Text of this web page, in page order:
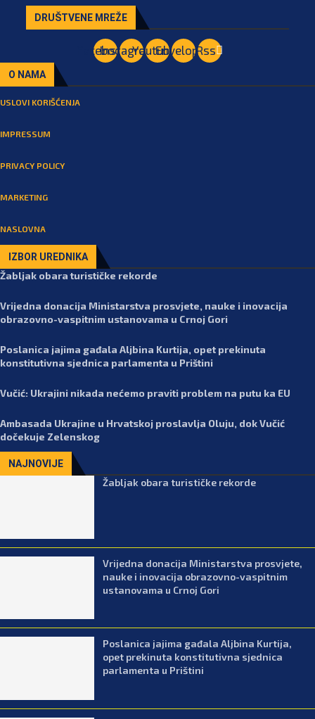
DRUŠTVENE MREŽE
Facebook
Instagram
YoutubeEnvelopeRss
O NAMA
USLOVI KORIŠĆENJA
IMPRESSUM
PRIVACY POLICY
MARKETING
NASLOVNA
IZBOR UREDNIKA
Žabljak obara turističke rekorde
Vrijedna donacija Ministarstva prosvjete, nauke i inovacija
obrazovno-vaspitnim ustanovama u Crnoj Gori
Poslanica jajima gađala Aljbina Kurtija, opet prekinuta
konstitutivna sjednica parlamenta u Prištini
Vučić: Ukrajini nikada nećemo praviti problem na putu ka EU
Ambasada Ukrajine u Hrvatskoj proslavlja Oluju, dok Vučić
dočekuje Zelenskog
NAJNOVIJE
Žabljak obara turističke rekorde
Vrijedna donacija Ministarstva prosvjete,
nauke i inovacija obrazovno-vaspitnim
ustanovama u Crnoj Gori
Poslanica jajima gađala Aljbina Kurtija,
opet prekinuta konstitutivna sjednica
parlamenta u Prištini